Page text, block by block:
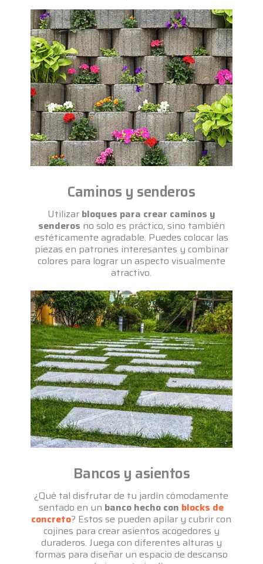
Caminos y senderos
Utilizar bloques para crear caminos y
senderos no solo es práctico, sino también
estéticamente agradable. Puedes colocar las
piezas en patrones interesantes y combinar
colores para lograr un aspecto visualmente
atractivo.
Bancos y asientos
¿Qué tal disfrutar de tu jardín cómodamente
sentado en un banco hecho con blocks de
concreto? Estos se pueden apilar y cubrir con
cojines para crear asientos acogedores y
duraderos. Juega con diferentes alturas y
formas para diseñar un espacio de descanso